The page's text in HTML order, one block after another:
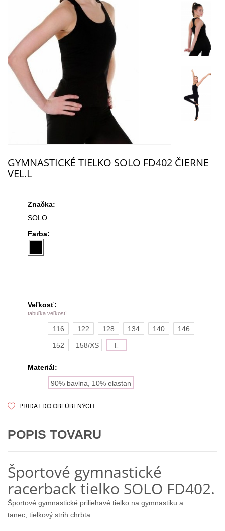
GYMNASTICKÉ TIELKO SOLO FD402 ČIERNE
VEL.L
Značka:
SOLO
Farba:
Veľkosť:
tabuľka veľkostí
116 122 128 134 140 146
152 158/XS L
Materiál:
90% bavlna, 10% elastan
PRIDAŤ DO OBĽÚBENÝCH
POPIS TOVARU
Športové gymnastické
racerback tielko SOLO FD402.
Športové gymnastické priliehavé tielko na gymnastiku a
tanec, tielkový strih chrbta.